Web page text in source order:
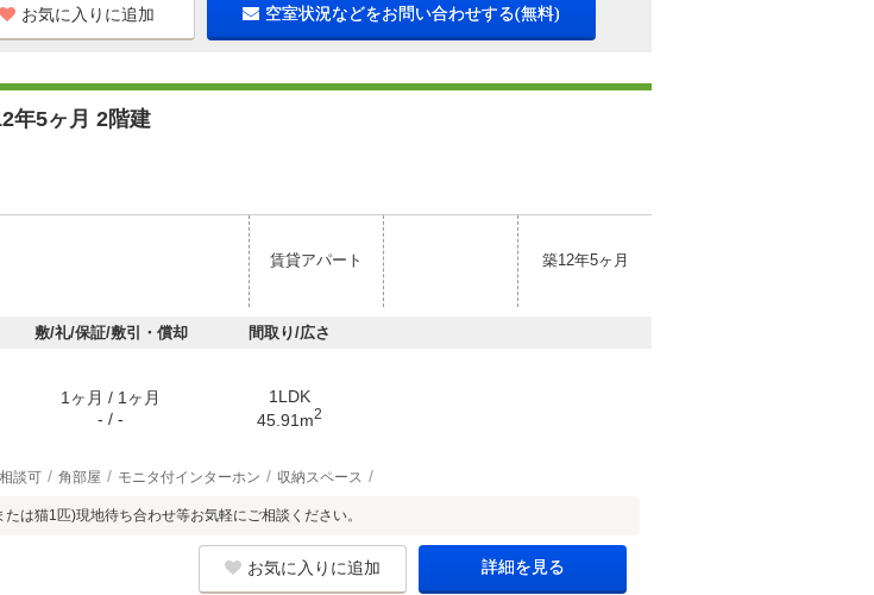
お気に入りに追加 空室状況などをお問い合わせする(無料)
年5ヶ月 2階建
賃貸アパート 築12年5ヶ月
敷/礼/保証/敷引・償却 間取り/広さ
1ヶ月 / 1ヶ月
- / -
1LDK
45.91m2
談可 角部屋 モニタ付インターホン 収納スペース
は猫1匹)現地待ち合わせ等お気軽にご相談ください。
お気に入りに追加 詳細を見る